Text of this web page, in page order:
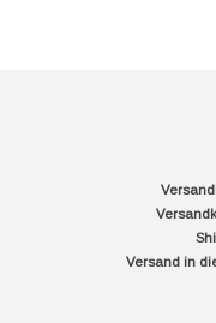
Versand in